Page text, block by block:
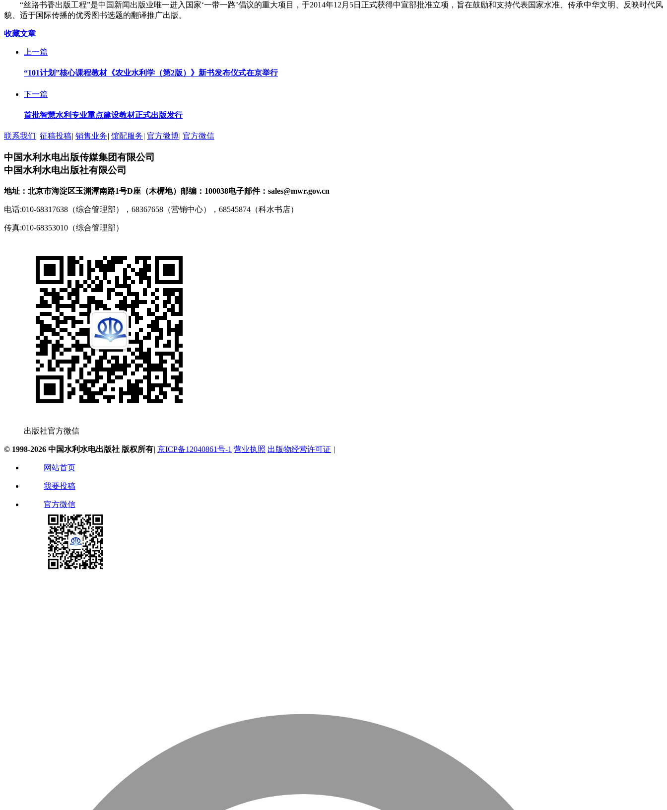
“丝路书香出版工程”是中国新闻出版业唯一进入国家‘一带一路’倡议的重大项目，于2014年12月5日正式获得中宣部批准立项，旨在鼓励和支持代表国家水准、传承中华文明、反映时代风
貌、适于国际传播的优秀图书选题的翻译推广出版。
收藏文章
上一篇
“101计划”核心课程教材《农业水利学（第2版）》新书发布仪式在京举行
下一篇
首批智慧水利专业重点建设教材正式出版发行
联系我们| 征稿投稿| 销售业务| 馆配服务| 官方微博| 官方微信
中国水利水电出版传媒集团有限公司
中国水利水电出版社有限公司
地址：北京市海淀区玉渊潭南路1号D座（木樨地） 邮编：100038电子邮件：sales@mwr.gov.cn
电话:010-68317638（综合管理部），68367658（营销中心），68545874（科水书店）
传真:010-68353010（综合管理部）
出版社官方微信
© 1998-2026 中国水利水电出版社 版权所有| 京ICP备12040861号-1 营业执照 出版物经营许可证 |
网站首页
我要投稿
官方微信